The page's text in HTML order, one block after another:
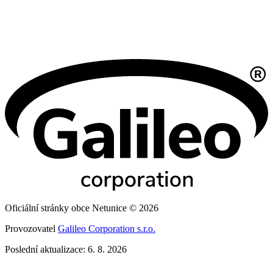
Oficiální stránky obce Netunice © 2026
Provozovatel Galileo Corporation s.r.o.
Poslední aktualizace: 6. 8. 2026